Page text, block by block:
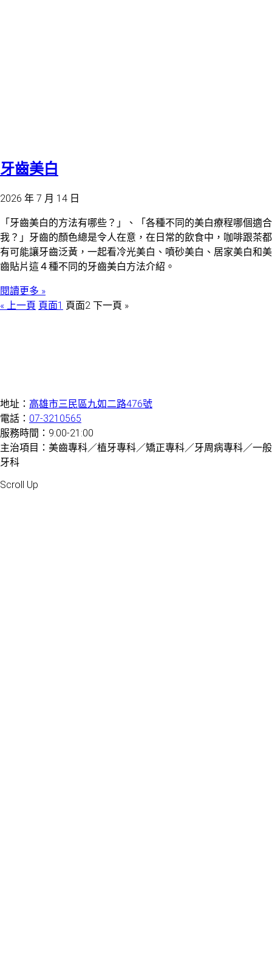
牙齒美白
2026 年 7 月 14 日
「牙齒美白的方法有哪些？」、「各種不同的美白療程哪個適合
我？」牙齒的顏色總是令人在意，在日常的飲食中，咖啡跟茶都
有可能讓牙齒泛黃，一起看冷光美白、噴砂美白、居家美白和美
齒貼片這４種不同的牙齒美白方法介紹。
閱讀更多 »
« 上一頁 頁面1 頁面2 下一頁 »
地址： 高雄市三民區九如二路476號
電話： 07-3210565
服務時間：9:00-21:00
主治項目：美齒專科／植牙專科／矯正專科／牙周病專科／一般
牙科
Scroll Up